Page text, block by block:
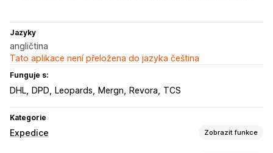
Jazyky
angličtina
Tato aplikace není přeložena do jazyka čeština
Funguje s:
DHL DPD Leopards Mergn Revora TCS
Kategorie
Expedice Zobrazit funkce